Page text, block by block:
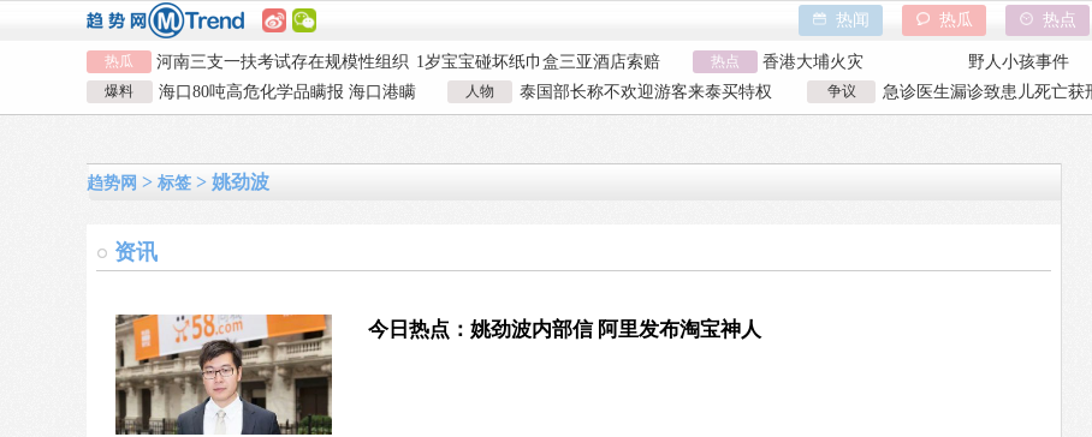
热点
热瓜
热闻
热瓜
河南三支一扶考试存在规模性组织
作弊犯罪
1岁宝宝碰坏纸巾盒三亚酒店索赔
924元
女子开一天一夜空调后二氧化碳中
毒
国企拖欠3700万致市政工程停工
26岁女儿谈47岁妈妈突然产女
儿子举报身价上亿父亲说家已破碎
毒
26岁女儿谈47岁妈妈突然产女
热点 香港大埔火灾
野人小孩事件
天水血铅异常事件
山西大同订婚强
特朗普泽连斯基吵架
吉林大爷救助重
吉林大爷救助
爆料
海口80吨高危化学品瞒报 海口港瞒
报危险品
人物
泰国部长称不欢迎游客来泰买特权
泰国部长争议发言
争议
急诊医生漏诊致患儿死亡获
漏诊获刑
趋势网 > 标签 > 姚劲波
资讯
今日热点：姚劲波内部信 阿里发布淘宝神人